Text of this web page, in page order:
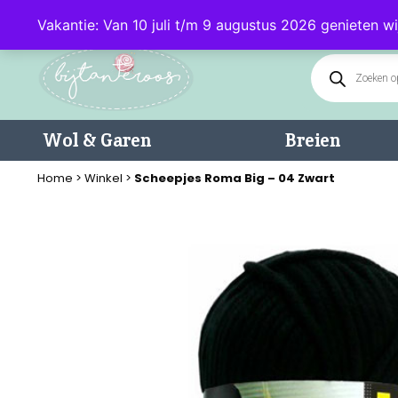
Vakantie: Van 10 juli t/m 9 augustus 2026 genieten
Wol & Garen Breien
Home > Winkel > Scheepjes Roma Big – 04 Zwart